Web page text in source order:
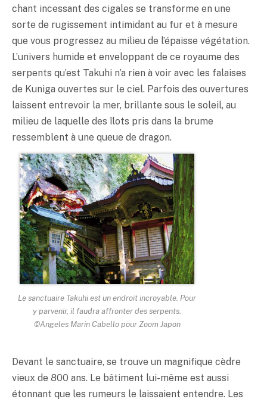
chant incessant des cigales se transforme en une
sorte de rugissement intimidant au fur et à mesure
que vous progressez au milieu de l’épaisse végétation.
L’univers humide et enveloppant de ce royaume des
serpents qu’est Takuhi n’a rien à voir avec les falaises
de Kuniga ouvertes sur le ciel. Parfois des ouvertures
laissent entrevoir la mer, brillante sous le soleil, au
milieu de laquelle des îlots pris dans la brume
ressemblent à une queue de dragon.
Le sanctuaire Takuhi est un endroit incroyable. Pour
y parvenir, il faudra affronter des serpents.
©Angeles Marin Cabello pour Zoom Japon
Devant le sanctuaire, se trouve un magnifique cèdre
vieux de 800 ans. Le bâtiment lui-même est aussi
étonnant que les rumeurs le laissaient entendre. Les